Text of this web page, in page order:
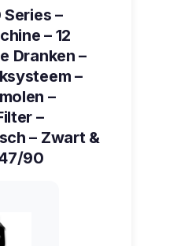
–
– 12
Dranken –
–
–
–
– Zwart &
90